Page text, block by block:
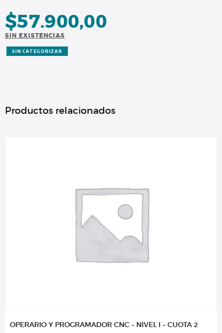
$57.900,00
SIN EXISTENCIAS
SIN CATEGORIZAR
Productos relacionados
OPERARIO Y PROGRAMADOR CNC – NIVEL I – CUOTA 2